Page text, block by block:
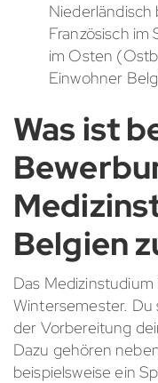
Französisch
im Osten
Einwohner
Was ist
Belgien
Das
Wintersemester. Du
der Vorbereitung
Dazu gehören
beispielsweise ein